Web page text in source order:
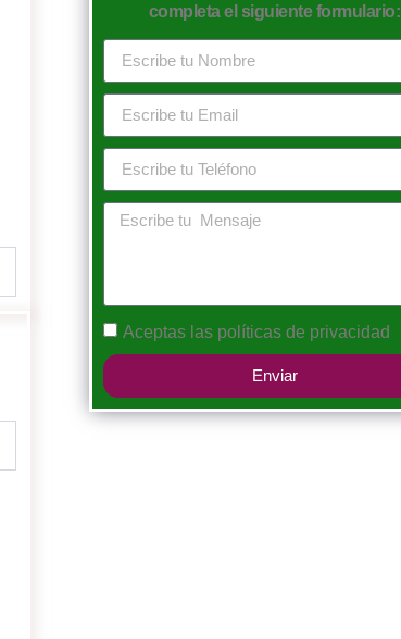
completa el siguiente formulario:
Aceptas las políticas de privacidad
Enviar